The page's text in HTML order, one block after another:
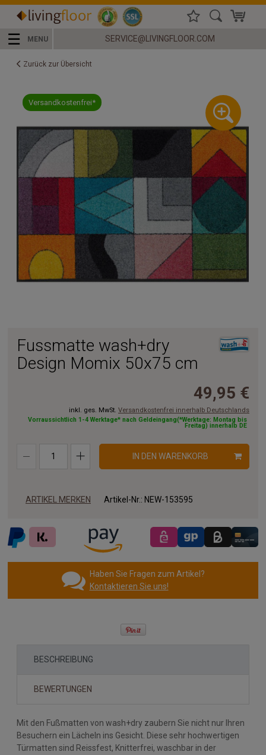
☰ MENU SERVICE@LIVINGFLOOR.COM
Zurück zur Übersicht
Versandkostenfrei*
Fussmatte wash+dry
Design Momix 50x75 cm
49,95 €
inkl. ges. MwSt. Versandkostenfrei innerhalb Deutschlands
Vorraussichtlich 1-4 Werktage* nach Geldeingang(*Werktage: Montag bis
Freitag) innerhalb DE
IN DEN WARENKORB
ARTIKEL MERKEN Artikel-Nr.: NEW-153595
Haben Sie Fragen zum Artikel?
Kontaktieren Sie uns!
BESCHREIBUNG
BEWERTUNGEN
Mit den Fußmatten von wash+dry zaubern Sie nicht nur Ihren
Besuchern ein Lächeln ins Gesicht. Diese sehr hochwertigen
Türmatten sind Reissfest, Knitterfrei, waschbar in der